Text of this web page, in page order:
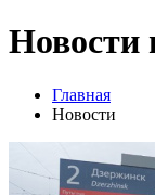
Новости
Главная
Новости